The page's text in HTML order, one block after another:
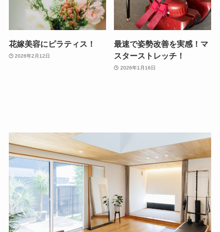
花嫁美容にピラティス！
2026年2月12日
最速で姿勢改善を実感！マ
スターストレッチ！
2026年1月16日